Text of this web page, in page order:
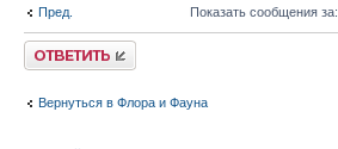
Пред. Показать сообщения за:
Ответить
Вернуться в Флора и Фауна